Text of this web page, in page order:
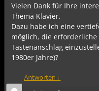
Vielen Dank für Ihre
Thema Klavier.
Dazu habe ich eine
möglich, die
Tastenanschlag
1980er Jahre)?
Antworten ↓